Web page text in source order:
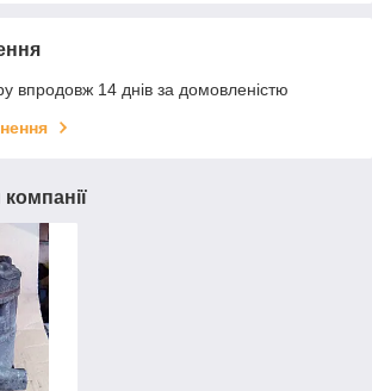
впродовж 14 днів за домовленістю